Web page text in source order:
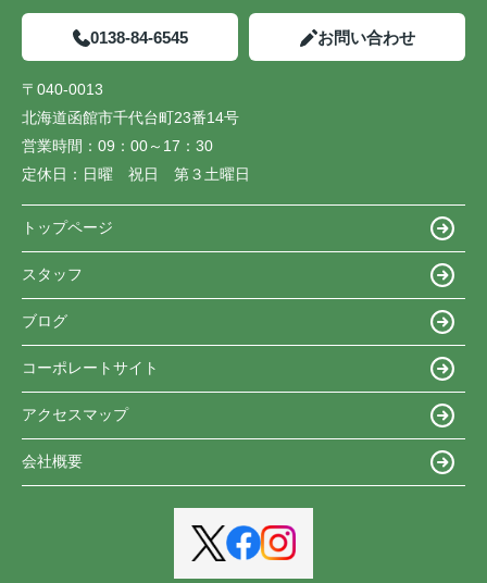
0138-84-6545 お問い合わせ
〒040-0013
北海道函館市千代台町23番14号
営業時間： 09：00～17：30
定休日： 日曜 祝日 第３土曜日
トップページ
スタッフ
ブログ
コーポレートサイト
アクセスマップ
会社概要